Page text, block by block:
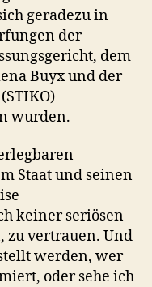
geradezu in
der
dem
Buyx und der
wurden.
Staat und seinen
keiner seriösen
vertrauen. Und
werden, wer
oder sehe ich